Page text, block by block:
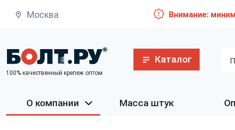
Москва Внимание:
100% качественный крепеж оптом
Каталог
О компании Масса штук